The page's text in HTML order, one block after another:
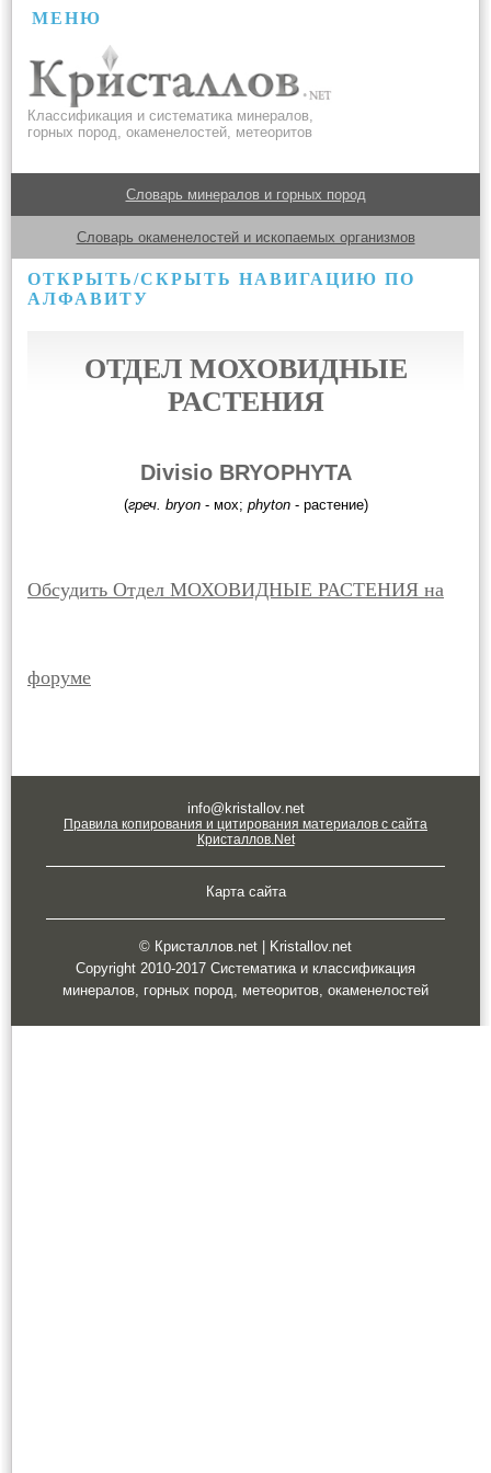
МЕНЮ
Классификация и систематика минералов,
горных пород, окаменелостей, метеоритов
Словарь минералов и горных пород
Словарь окаменелостей и ископаемых организмов
ОТКРЫТЬ/СКРЫТЬ НАВИГАЦИЮ ПО
АЛФАВИТУ
ОТДЕЛ МОХОВИДНЫЕ
РАСТЕНИЯ
Divisio BRYOPHYTA
(греч. bryon - мох; phyton- растение)
Обсудить Отдел МОХОВИДНЫЕ РАСТЕНИЯ на
форуме
info@kristallov.net
Правила копирования и цитирования материалов с сайта
Кристаллов.Net
Карта сайта
© Кристаллов.net | Kristallov.net
Copyright 2010-2017 Систематика и классификация
минералов, горных пород, метеоритов, окаменелостей